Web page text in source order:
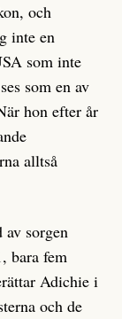
och
inte en
som inte
som en av
hon efter år
alltså
sorgen
bara fem
Adichie i
och de